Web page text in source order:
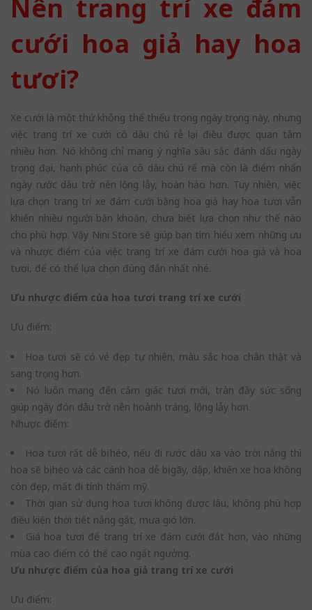
Nên trang trí xe đám
cưới hoa giả hay hoa
tươi?
Xe cưới là một thứ không thể thiếu trong ngày trọng này, nhưng
việc trang trí xe cưới cô dâu chú rễ lại điều được quan tâm
nhiều hơn. Nó không chỉ mang ý nghĩa sâu sắc đánh dấu ngày
trọng đại, hạnh phúc của cô dâu chú rể mà còn là điểm nhấn
ngày rước dâu trở nên lộng lẫy, hoàn hảo hơn. Tuy nhiên, việc
lựa chọn trang trí xe đám cưới bằng hoa giả hay hoa tươi vẫn
khiến nhiều người băn khoăn, chưa biết lựa chọn như thế nào
cho phù hợp. Vậy Nini Store sẽ giúp bạn tìm hiểu xem những ưu
và nhược điểm của việc trang trí xe đám cưới hoa giả và hoa
tươi, để có thể lựa chọn đúng đắn nhất nhé.
Ưu nhược điểm của hoa tươi trang trí xe cưới
Ưu điểm:
Hoa tươi sẽ có vẻ đẹp tự nhiên, màu sắc hoa chân thật và
sang trọng hơn.
Nó luôn mang đến cảm giác tươi mới, tràn đầy sức sống
giúp ngày đón dâu trở nên hoành tráng, lộng lẫy hơn.
Nhược điểm:
Hoa tươi rất dễ bị héo, nếu đi rước dâu xa vào trời nắng thì
hoa sẽ bị héo và các cánh hoa dễ bị gãy, dập, khiến xe hoa không
còn đẹp, mất đi tính thẩm mỹ.
Thời gian sử dụng hoa tươi không được lâu, không phù hợp
điều kiện thời tiết nắng gắt, mưa gió lớn.
Giá hoa tươi để trang trí xe đám cưới đắt hơn, vào những
mùa cao điểm có thể cao ngất ngưởng.
Ưu nhược điểm của hoa giả trang trí xe cưới
Ưu điểm: